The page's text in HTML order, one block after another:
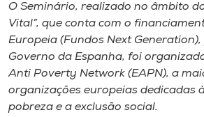
Unoesc
Store
Selecione
o idioma
O Seminário, realizado no âmbito
Vital”, que conta com o
Europeia (Fundos Next
Governo da Espanha, foi
Anti Poverty Network (EAPN), a
organizações europeias dedicadas
pobreza e a exclusão social.